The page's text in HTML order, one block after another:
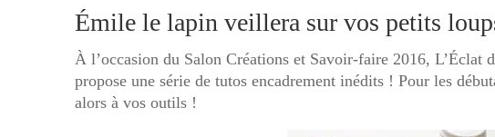
Émile le lapin veillera sur vos petits
À l’occasion du Salon Créations et Savoir-faire 2016, L’Éclat
propose une série de tutos encadrement inédits ! Pour les
alors à vos outils !